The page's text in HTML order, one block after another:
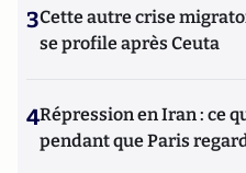
3Cette autre crise
se profile après Ceuta
4Répression en Iran : ce
pendant que Paris